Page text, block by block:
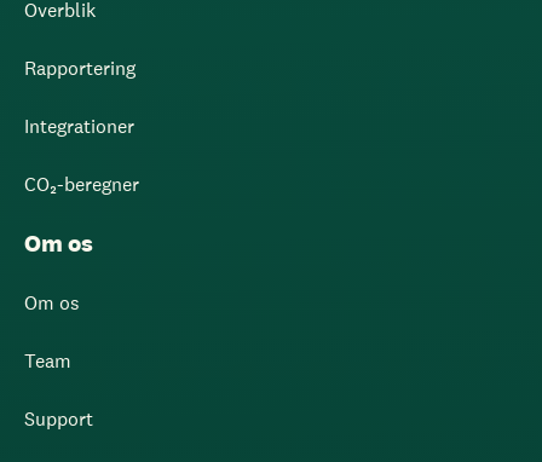
Overblik
Rapportering
Integrationer
CO₂-beregner
Om os
Om os
Team
Support